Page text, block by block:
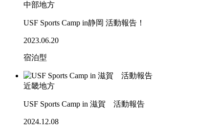
中部地方
USF Sports Camp in静岡 活動報告！
2023.06.20
宿泊型
近畿地方
USF Sports Camp in 滋賀 活動報告
2024.12.08